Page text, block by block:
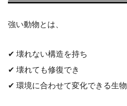
強い動物とは、
✔ 壊れない構造を持ち
✔ 壊れても修復でき
✔ 環境に合わせて変化できる生物